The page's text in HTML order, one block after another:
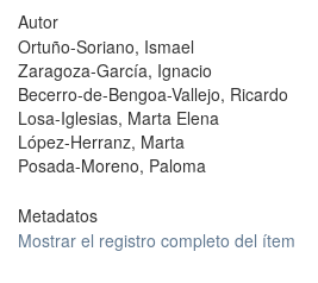
Autor
Ortuño-Soriano, Ismael
Zaragoza-García, Ignacio
Becerro-de-Bengoa-Vallejo, Ricardo
Losa-Iglesias, Marta Elena
López-Herranz, Marta
Posada-Moreno, Paloma
Metadatos
Mostrar el registro completo del ítem